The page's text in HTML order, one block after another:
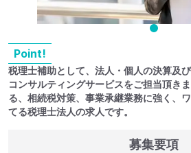
Point!
税理士補助として、法人・個人の決算及
コンサルティングサービスをご担当頂き
る、相続税対策、事業承継業務に強く、
てる税理士法人の求人です。
募集要項